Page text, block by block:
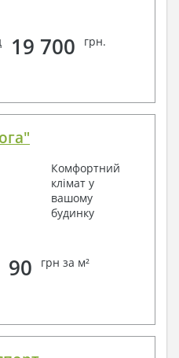
19 700 грн.
Комфортний
клімат у
вашому
будинку
90 грн за м²